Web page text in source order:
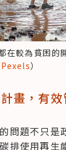
在較為貧困的
）
畫，有
問題不只是
排使用再生